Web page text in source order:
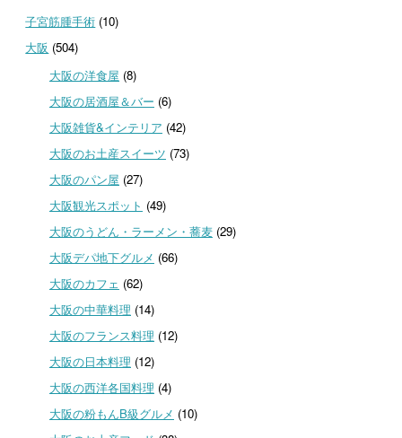
子宮筋腫手術 (10)
大阪 (504)
大阪の洋食屋 (8)
大阪の居酒屋＆バー (6)
大阪雑貨&インテリア (42)
大阪のお土産スイーツ (73)
大阪のパン屋 (27)
大阪観光スポット (49)
大阪のうどん・ラーメン・蕎麦(29)
大阪デパ地下グルメ (66)
大阪のカフェ (62)
大阪の中華料理 (14)
大阪のフランス料理 (12)
大阪の日本料理 (12)
大阪の西洋各国料理 (4)
大阪の粉もんB級グルメ (10)